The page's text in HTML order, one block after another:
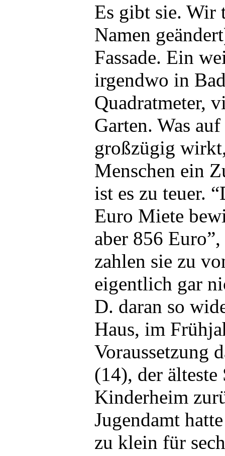
Es gibt sie. Wir
Namen
Fassade. Ein
irgendwo in
Quadratmeter,
Garten. Was
großzügig
Menschen ein
ist es zu teuer.
Euro Miete
aber 856
zahlen sie zu
eigentlich gar
D. daran so
Haus, im
Voraussetzung
(14), der älteste
Kinderheim
Jugendamt
zu klein für